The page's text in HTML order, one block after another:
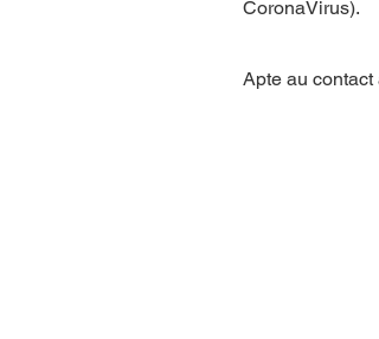
CoronaVirus).
Apte au